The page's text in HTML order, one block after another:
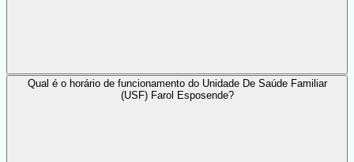
Qual é o horário de funcionamento do Unidade De Saúde Familiar
(USF) Farol Esposende?